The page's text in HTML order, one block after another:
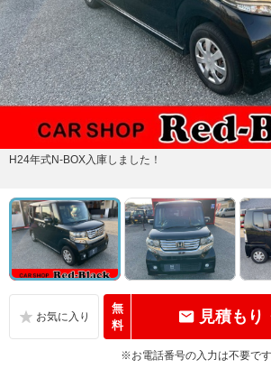
H24年式N-BOX入庫しました！
無
料
見積もり
※お電話番号の入力は不要です